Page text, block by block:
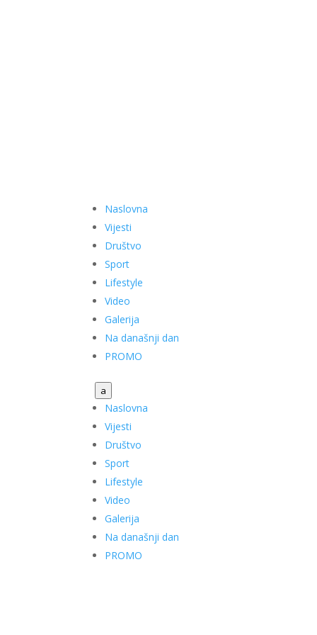
Naslovna
Vijesti
Društvo
Sport
Lifestyle
Video
Galerija
Na današnji dan
PROMO
a
Naslovna
Vijesti
Društvo
Sport
Lifestyle
Video
Galerija
Na današnji dan
PROMO